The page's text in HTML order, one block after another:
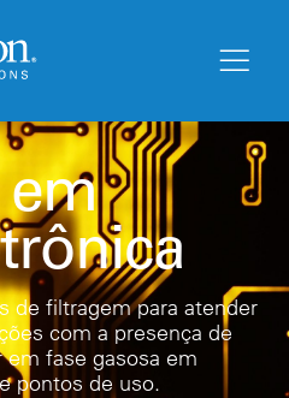
de filtragem para atender
com a presença de
fase gasosa em
pontos de uso.